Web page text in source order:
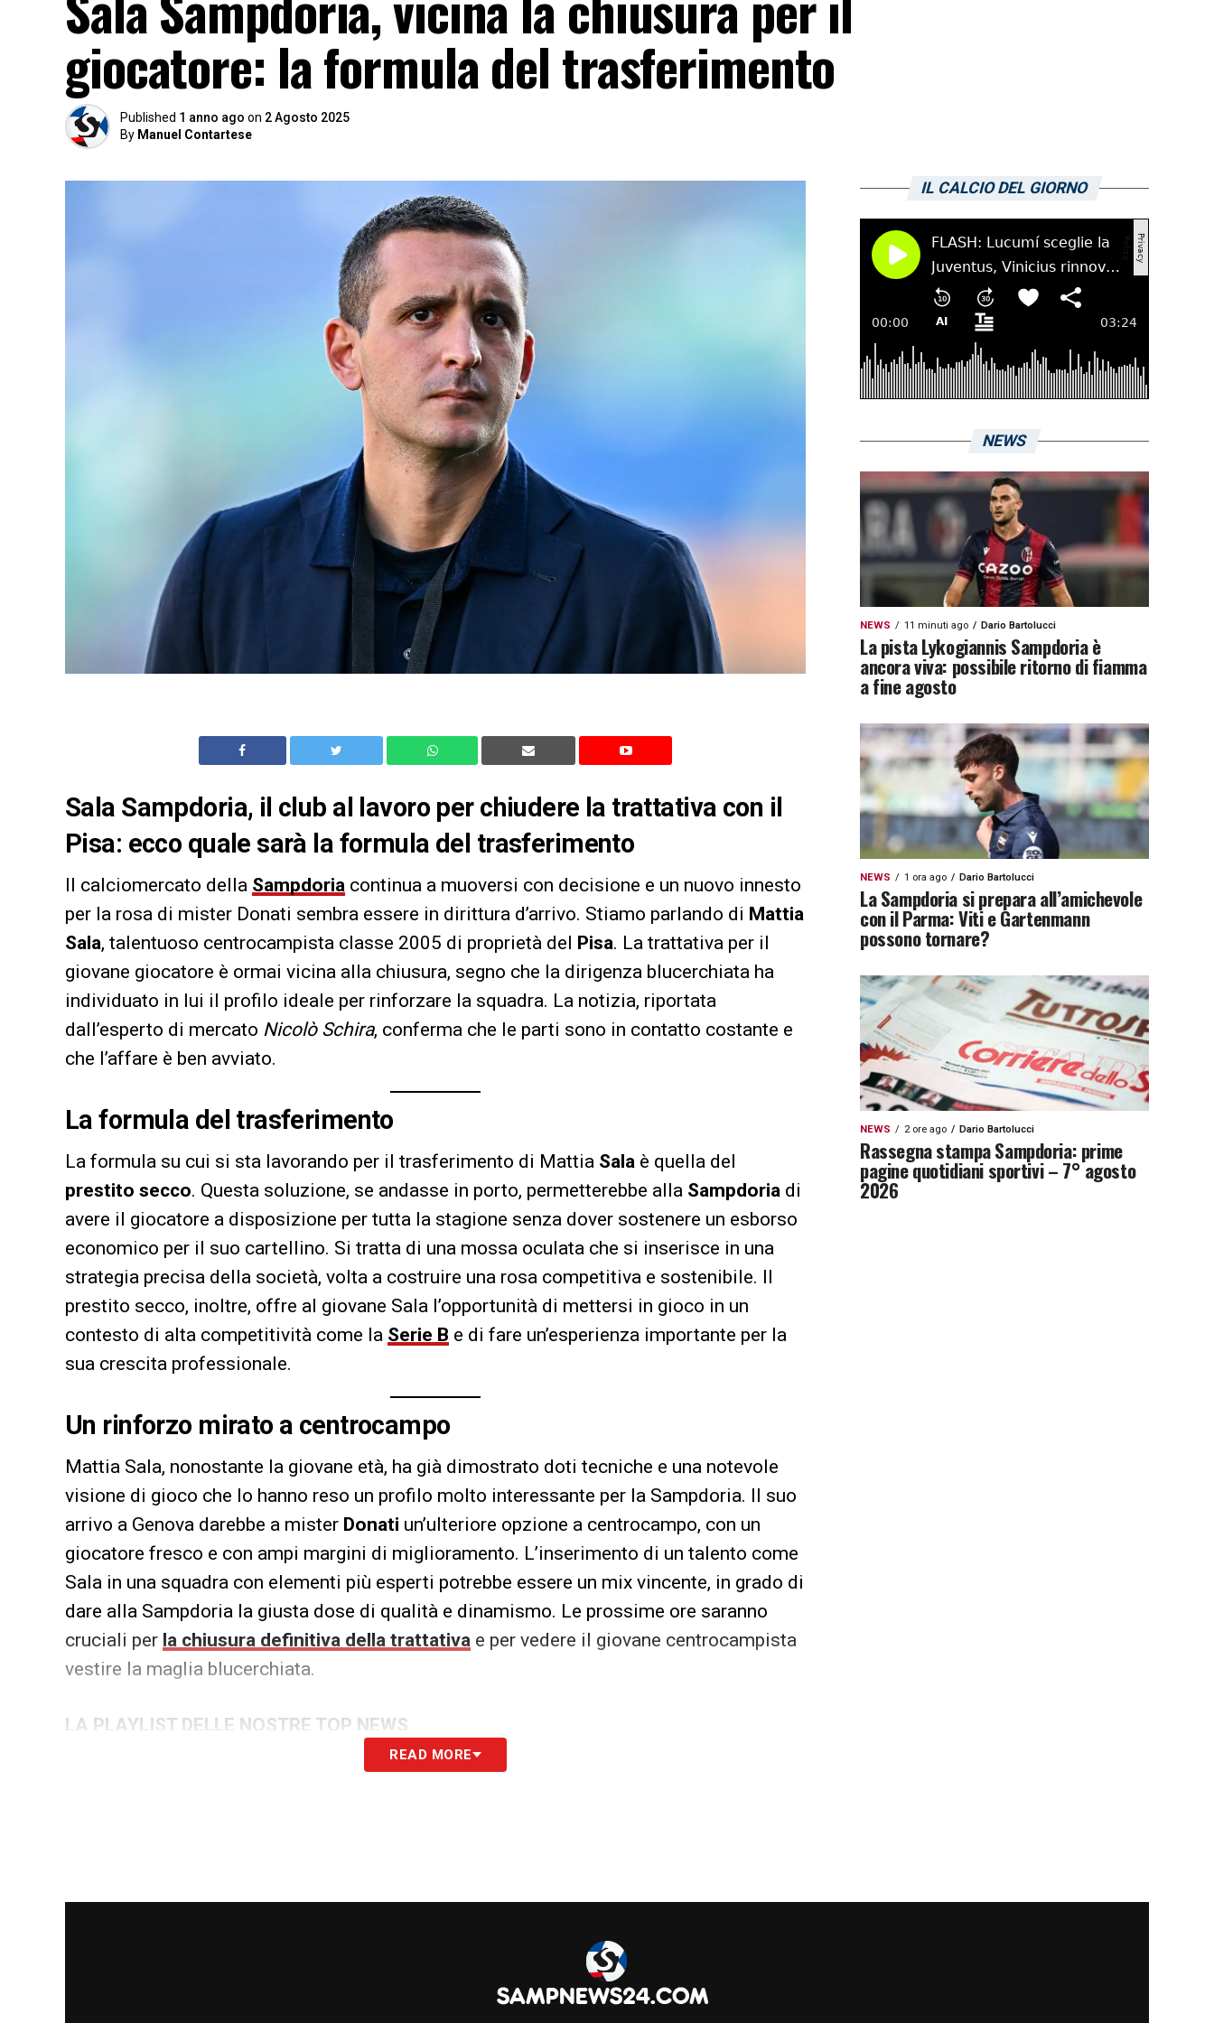
giocatore: la formula del trasferimento
Published 1 anno ago on 2 Agosto 2025
By Manuel Contartese
Sala Sampdoria, il club al lavoro per chiudere la trattativa con il
Pisa: ecco quale sarà la formula del trasferimento
Il calciomercato della Sampdoria continua a muoversi con decisione e un nuovo innesto
per la rosa di mister Donati sembra essere in dirittura d’arrivo. Stiamo parlando di Mattia
Sala, talentuoso centrocampista classe 2005 di proprietà del Pisa. La trattativa per il
giovane giocatore è ormai vicina alla chiusura, segno che la dirigenza blucerchiata ha
individuato in lui il profilo ideale per rinforzare la squadra. La notizia, riportata
dall’esperto di mercato Nicolò Schira, conferma che le parti sono in contatto costante e
che l’affare è ben avviato.
La formula del trasferimento
La formula su cui si sta lavorando per il trasferimento di Mattia Sala è quella del
prestito secco. Questa soluzione, se andasse in porto, permetterebbe alla Sampdoria di
avere il giocatore a disposizione per tutta la stagione senza dover sostenere un esborso
economico per il suo cartellino. Si tratta di una mossa oculata che si inserisce in una
strategia precisa della società, volta a costruire una rosa competitiva e sostenibile. Il
prestito secco, inoltre, offre al giovane Sala l’opportunità di mettersi in gioco in un
contesto di alta competitività come la Serie B e di fare un’esperienza importante per la
sua crescita professionale.
Un rinforzo mirato a centrocampo
Mattia Sala, nonostante la giovane età, ha già dimostrato doti tecniche e una notevole
visione di gioco che lo hanno reso un profilo molto interessante per la Sampdoria. Il suo
arrivo a Genova darebbe a mister Donati un’ulteriore opzione a centrocampo, con un
giocatore fresco e con ampi margini di miglioramento. L’inserimento di un talento come
Sala in una squadra con elementi più esperti potrebbe essere un mix vincente, in grado di
dare alla Sampdoria la giusta dose di qualità e dinamismo. Le prossime ore saranno
cruciali per la chiusura definitiva della trattativa e per vedere il giovane centrocampista
vestire la maglia blucerchiata.
LA PLAYLIST DELLE NOSTRE TOP NEWS
READ MORE
IL CALCIO DEL GIORNO
NEWS
NEWS 11 minuti ago Dario Bartolucci
La pista Lykogiannis Sampdoria è
ancora viva: possibile ritorno di fiamma
a fine agosto
NEWS 1 ora ago Dario Bartolucci
La Sampdoria si prepara all’amichevole
con il Parma: Viti e Gartenmann
possono tornare?
NEWS 2 ore ago Dario Bartolucci
Rassegna stampa Sampdoria: prime
pagine quotidiani sportivi – 7° agosto
2026